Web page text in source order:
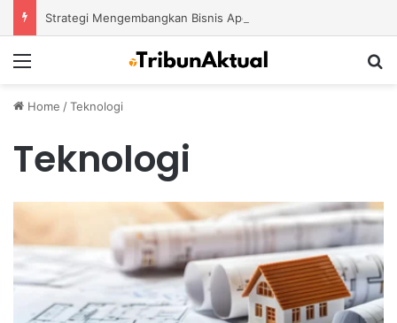
Home /Teknologi
Teknologi